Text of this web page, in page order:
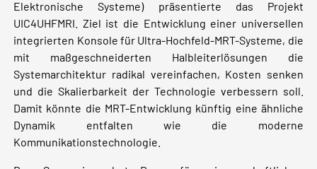
Elektronische Systeme) präsentierte das Projekt
UIC4UHFMRI. Ziel ist die Entwicklung einer universellen
integrierten Konsole für Ultra-Hochfeld-MRT-Systeme, die
mit maßgeschneiderten Halbleiterlösungen die
Systemarchitektur radikal vereinfachen, Kosten senken
und die Skalierbarkeit der Technologie verbessern soll.
Damit könnte die MRT-Entwicklung künftig eine ähnliche
Dynamik entfalten wie die moderne
Kommunikationstechnologie.